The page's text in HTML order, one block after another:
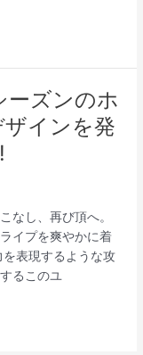
ズンのホ
インを発
なし、再び頂へ。
イプを爽やかに着
表現するような攻
るこのユ